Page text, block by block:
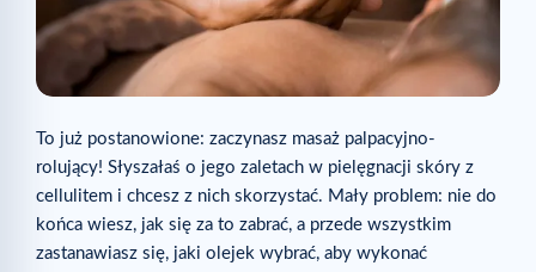
To już postanowione: zaczynasz masaż palpacyjno-
rolujący! Słyszałaś o jego zaletach w pielęgnacji skóry z
cellulitem i chcesz z nich skorzystać. Mały problem: nie do
końca wiesz, jak się za to zabrać, a przede wszystkim
zastanawiasz się, jaki olejek wybrać, aby wykonać